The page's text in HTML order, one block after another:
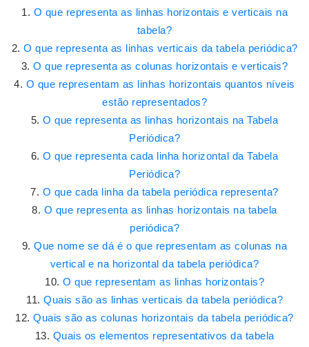
O que representa as linhas horizontais e verticais na
tabela?
O que representa as linhas verticais da tabela periódica?
O que representa as colunas horizontais e verticais?
O que representam as linhas horizontais quantos níveis
estão representados?
O que representa as linhas horizontais na Tabela
Periódica?
O que representa cada linha horizontal da Tabela
Periódica?
O que cada linha da tabela periódica representa?
O que representa as linhas horizontais na tabela
periódica?
Que nome se dá é o que representam as colunas na
vertical e na horizontal da tabela periódica?
O que representam as linhas horizontais?
Quais são as linhas verticais da tabela periódica?
Quais são as colunas horizontais da tabela periódica?
Quais os elementos representativos da tabela